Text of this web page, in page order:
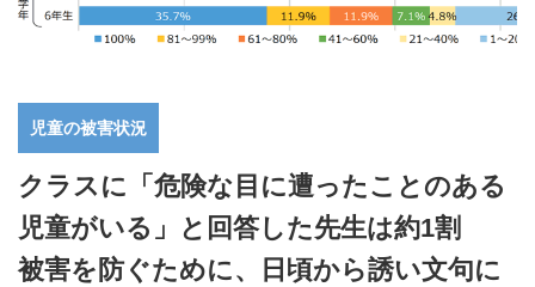
児童の被害状況
クラスに「危険な目に遭ったことのある
児童がいる」と回答した先生は約1割
被害を防ぐために、日頃から誘い文句に